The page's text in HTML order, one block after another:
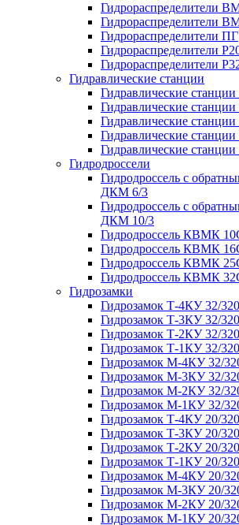
Гидрораспределители
Гидрораспределители
Гидрораспределители ПГ
Гидрораспределители
Гидрораспределители
Гидравлические станции
Гидравлические
Гидравлические станции
Гидравлические
Гидравлические
Гидравлические
Гидродроссели
Гидродроссель с
ДКМ 6/3
Гидродроссель с
ДКМ 10/3
Гидродроссель КВМК
Гидродроссель КВМК
Гидродроссель КВМК
Гидродроссель КВМК
Гидрозамки
Гидрозамок Т-4КУ 32/320
Гидрозамок Т-3КУ 32/320
Гидрозамок Т-2КУ 32/320
Гидрозамок Т-1КУ 32/320
Гидрозамок М-4КУ 32/
Гидрозамок М-3КУ 32/
Гидрозамок М-2КУ 32/
Гидрозамок М-1КУ 32/
Гидрозамок Т-4КУ 20/320
Гидрозамок Т-3КУ 20/320
Гидрозамок Т-2КУ 20/320
Гидрозамок Т-1КУ 20/320
Гидрозамок М-4КУ 20/
Гидрозамок М-3КУ 20/
Гидрозамок М-2КУ 20/
Гидрозамок М-1КУ 20/